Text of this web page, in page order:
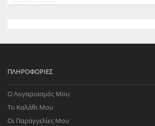
ΠΛΗΡΟΦΟΡΊΕΣ
Ο Λογαριασμός Μου
Το Καλάθι Μου
Οι Παραγγελίες Μου